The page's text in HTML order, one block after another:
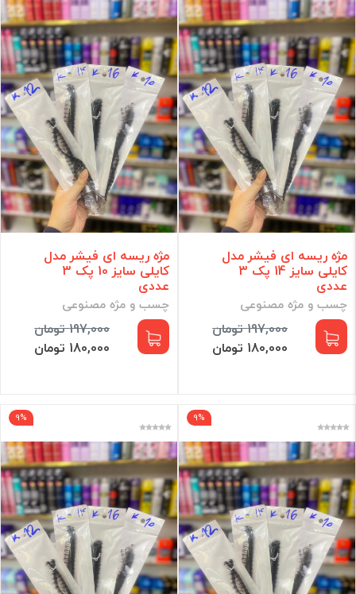
کیف و ابزار آرایشی
ادکلن و اسپری
رنگ و اکسیدان مو
لوازم برقی
مراقبت مو
مراقبت پوست
آرایش ناخن
مراقبت شخصی
آرایشی
مکمل و مولتی ویتامین
برند
فقط کالاهای موجود
فیلتر براساس قیمت :
قیمت: تومان
مژه ریسه ای فیشر مدل
کایلی سایز 14 پک 3
عددی
چسب و مژه مصنوعی
197,000 تومان
180,000 تومان
مژه ریسه ای فیشر مدل
کایلی سایز 10 پک 3
عددی
چسب و مژه مصنوعی
197,000 تومان
180,000 تومان
9%
9%